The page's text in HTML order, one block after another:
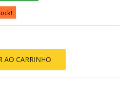
AO CARRINHO